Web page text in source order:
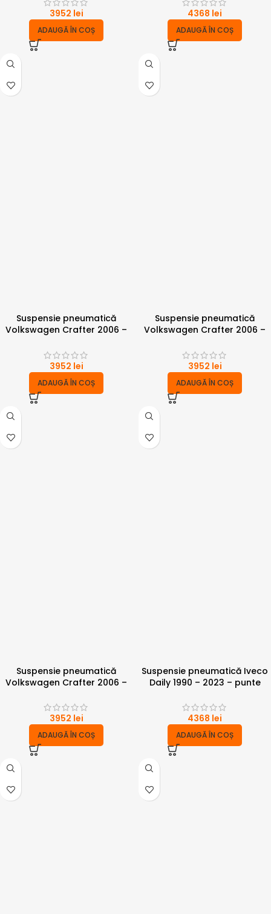
3952 lei
ADAUGĂ ÎN COȘ
4368 lei
ADAUGĂ ÎN COȘ
Suspensie pneumatică
Volkswagen Crafter 2006 –
3952 lei
ADAUGĂ ÎN COȘ
Suspensie pneumatică
Volkswagen Crafter 2006 –
3952 lei
ADAUGĂ ÎN COȘ
Suspensie pneumatică
Volkswagen Crafter 2006 –
compresor
3952 lei
ADAUGĂ ÎN COȘ
Suspensie pneumatică Iveco
Daily 1990 – 2023 – punte
4368 lei
ADAUGĂ ÎN COȘ